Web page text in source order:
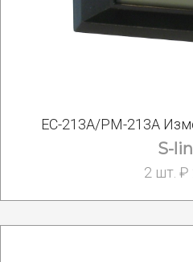
EC-213A/PM-213A
S-
2 шт. ₽